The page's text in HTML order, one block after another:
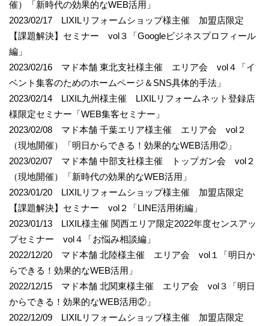
催）「新時代の効果的なWEB活用」
2023/02/17 LIXILリフォームショップ様主催 加盟店限定
【課題解決】セミナー vol３「Googleビジネスプロフィール
編」
2023/02/16 マド本舗 東北支社様主催 エリア会 vol４「イ
ベント集客のためのホームページ＆SNS具体的手法」
2023/02/14 LIXIL九州様主催 LIXILリフォームネット登録店
様限定セミナー「WEB集客セミナー」
2023/02/08 マド本舗 千葉エリア様主催 エリア会 vol２
（現地開催）「明日からできる！効果的なWEB活用②」
2023/02/07 マド本舗 中部支社様主催 トップガン会 vol２
（現地開催）「新時代の効果的なWEB活用」
2023/01/20 LIXILリフォームショップ様主催 加盟店限定
【課題解決】セミナー vol２「LINE活用術編」
2023/01/13 LIXIL様主催 関西エリア限定2022年度センスアッ
プセミナー vol４「お悩み相談編」
2022/12/20 マド本舗 北陸様主催 エリア会 vol１「明日か
らできる！効果的なWEB活用」
2022/12/15 マド本舗 北関東様主催 エリア会 vol３「明日
からできる！効果的なWEB活用②」
2022/12/09 LIXILリフォームショップ様主催 加盟店限定